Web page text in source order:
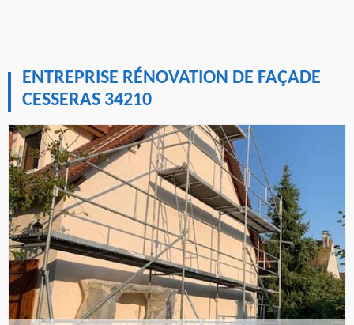
ENTREPRISE RÉNOVATION DE FAÇADE
CESSERAS 34210